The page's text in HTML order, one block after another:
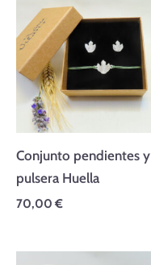
Conjunto pendientes y
pulsera Huella
70,00 €